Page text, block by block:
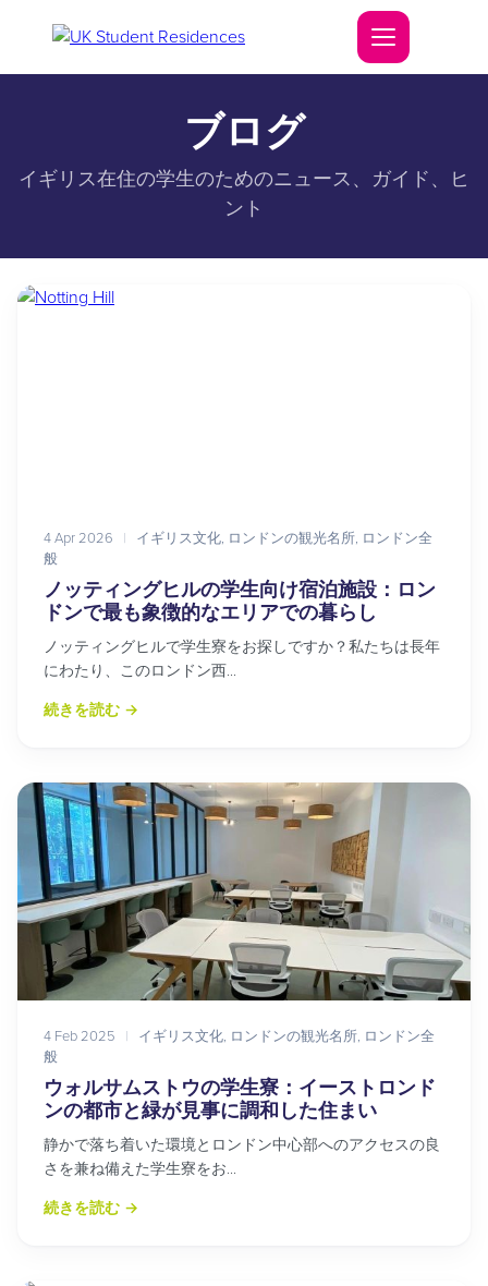
ブログ
イギリス在住の学生のためのニュース、ガイド、ヒ
ント
4 Apr 2026 | イギリス文化, ロンドンの観光名所, ロンドン全
般
ノッティングヒルの学生向け宿泊施設：ロン
ドンで最も象徴的なエリアでの暮らし
ノッティングヒルで学生寮をお探しですか？私たちは長年
にわたり、このロンドン西...
続きを読む →
4 Feb 2025 | イギリス文化, ロンドンの観光名所, ロンドン全
般
ウォルサムストウの学生寮：イーストロンド
ンの都市と緑が見事に調和した住まい
静かで落ち着いた環境とロンドン中心部へのアクセスの良
さを兼ね備えた学生寮をお...
続きを読む →